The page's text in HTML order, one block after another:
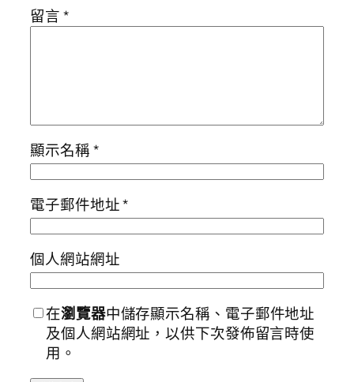
留言*
顯示名稱*
電子郵件地址*
個人網站網址
在瀏覽器中儲存顯示名稱、電子郵件地址
及個人網站網址，以供下次發佈留言時使
用。